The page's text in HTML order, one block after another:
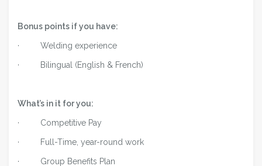
Bonus points if you have:
· Welding experience
· Bilingual (English & French)
What’s in it for you:
· Competitive Pay
· Full-Time, year-round work
· Group Benefits Plan